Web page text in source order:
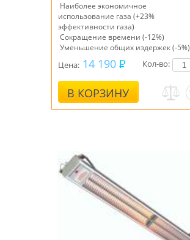
Наиболее экономичное
использование газа (+23%
эффективности газа)
Сокращение времени (-12%)
Уменьшение общих издержек (-5%)
Уменьшение возможности
возникновения аварий.
Цена: 14 190
В КОРЗИНУ
Кол-во: